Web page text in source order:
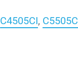
C4505CI,